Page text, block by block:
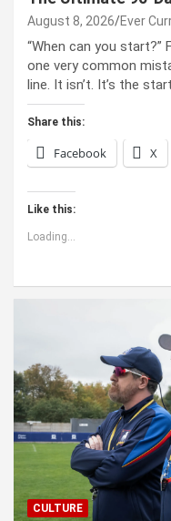
August 8, 2026 Ever
“When can you
one very common
line. It isn’t. It’s the
Share this:
Facebook X
Like this:
Loading...
CULTURE